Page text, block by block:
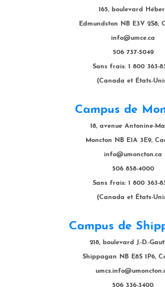
165, boulevard
Edmundston NB E3V 2S8,
info@umce.ca
506 737-5049
Sans frais: 1 800 363-
(Canada et États-
Campus de
18, avenue Antonine-
Moncton NB E1A 3E9,
info@umoncton.ca
506 858-4000
Sans frais: 1 800 363-
(Canada et États-
Campus de
218, boulevard J.-D.-
Shippagan NB E8S 1P6,
506 336-3400